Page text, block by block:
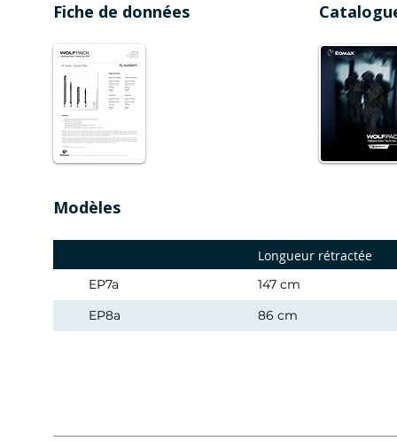
Fiche de données
Modèles
Longueur rétractée
EP7a
147 cm
EP8a
86 cm